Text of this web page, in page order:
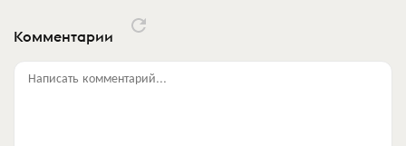
Комментарии
Написать комментарий...